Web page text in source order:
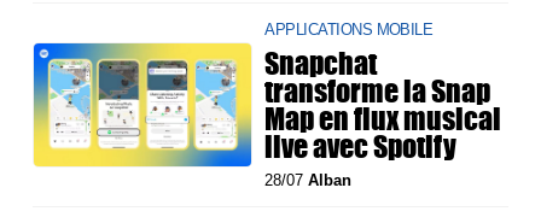
APPLICATIONS MOBILE
Snapchat
transforme la Snap
Map en flux musical
live avec Spotify
28/07Alban